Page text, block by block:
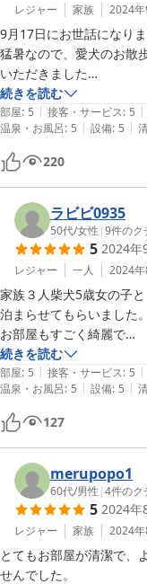
の看板と写真撮ってくれ
た！
ワンコ連れにはとっても
す！
また機会があれば行きた
レジャー 家族 2024年
9月17日にお世話になり
猛暑なので、愛犬のお散
いただきました
仲秋の名月で露天風呂か
オーナーは優しくて、愛
ニコしてました
50歳代なので、階段を避
食事、お風呂、冷蔵庫が
お布団で寝るから、愛犬
(家でもお布団なんです)
食事は美味しくて、量も
アルコールはお安いです
愛犬の食事は野菜がお肉
食！
とっても美味しそうにい
帰宅前に玄関で記念撮影
ありがとうございました
続きを読む
部屋: 5 | 接客・サービス: 5 |
温泉・お風呂: 5 | 設備: 5 |
220
ラビビ0935
50代/女性 |9件のク
5 2024年
レジャー 一人 2024年
家族３人柴犬5歳女の子と
泊まらせてもらいました。
お部屋もすごく綺麗で
玄関横にある
ドッグランでも遊べまし
料理も全て美味しかった
オーナーさんも
とても、優しく
こと音にも、優しく話し
お風呂も何度も
貸し切りでは入れて大満
お宿でした。
色々、泊まりに行ってま
また、機会を見てお邪魔
続きを読む
部屋: 5 | 接客・サービス: 5 |
温泉・お風呂: 5 | 設備: 5 |
127
merupopo1
60代/男性 |4件のク
5 2024年
レジャー 家族 2024年
とてもお部屋が清潔で、
せんでした。